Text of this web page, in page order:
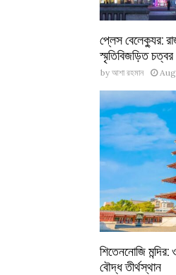
প্লেস বেলেক্যুর:
স্মৃতিবিজড়িত চত্বর
by আশা রহমান
শিতেননোজি
বৌদ্ধ তীর্থস্থান